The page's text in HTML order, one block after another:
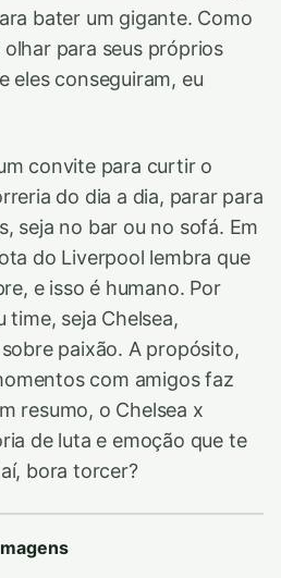
bater um gigante. Como
para seus próprios
eles conseguiram, eu
convite para curtir o
do dia a dia, parar para
seja no bar ou no sofá. Em
do Liverpool lembra que
e isso é humano. Por
time, seja Chelsea,
paixão. A propósito,
com amigos faz
resumo, o Chelsea x
de luta e emoção que te
bora torcer?